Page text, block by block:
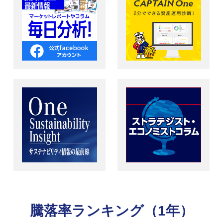
騰落率ランキング（1年）